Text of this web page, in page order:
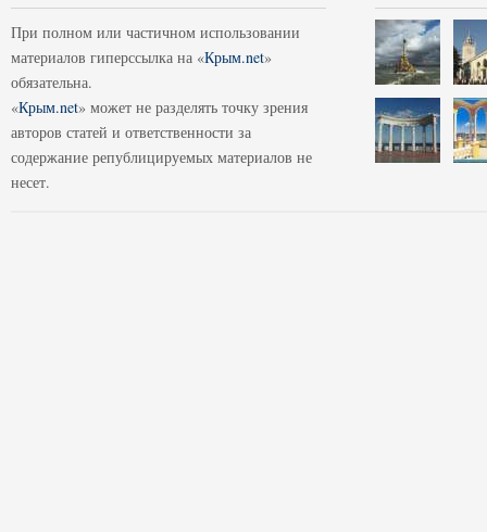
При полном или частичном использовании
материалов гиперссылка на «Крым.net»
обязательна.
«Крым.net» может не разделять точку зрения
авторов статей и ответственности за
содержание републицируемых материалов не
несет.